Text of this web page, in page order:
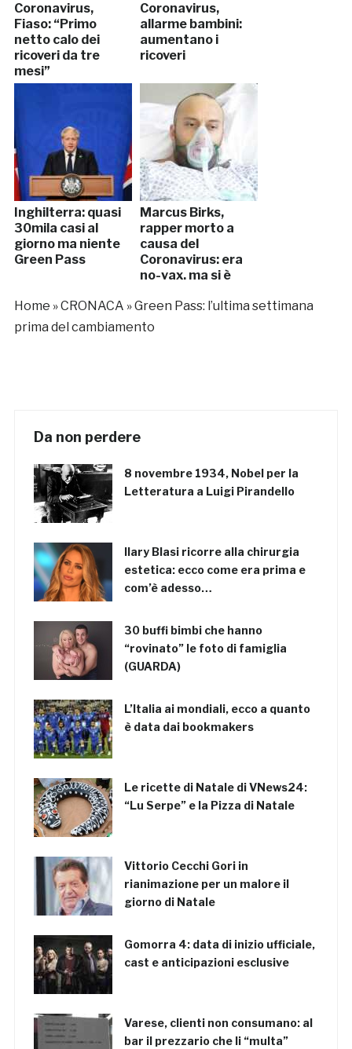
Coronavirus,
Fiaso: “Primo
netto calo dei
ricoveri da tre
mesi”
Coronavirus,
allarme bambini:
aumentano i
ricoveri
Inghilterra: quasi
30mila casi al
giorno ma niente
Green Pass
Marcus Birks,
rapper morto a
causa del
Coronavirus: era
no-vax, ma si è
messaggio ai fan
“vaccinatevi”
Home »CRONACA »Green Pass: l’ultima settimana
prima del cambiamento
Da non perdere
8 novembre 1934, Nobel per la
Letteratura a Luigi Pirandello
Ilary Blasi ricorre alla chirurgia
estetica: ecco come era prima e
com’è adesso…
30 buffi bimbi che hanno
“rovinato” le foto di famiglia
(GUARDA)
L’Italia ai mondiali, ecco a quanto
è data dai bookmakers
Le ricette di Natale di VNews24:
“Lu Serpe” e la Pizza di Natale
Vittorio Cecchi Gori in
rianimazione per un malore il
giorno di Natale
Gomorra 4: data di inizio ufficiale,
cast e anticipazioni esclusive
Varese, clienti non consumano: al
bar il prezzario che li “multa”